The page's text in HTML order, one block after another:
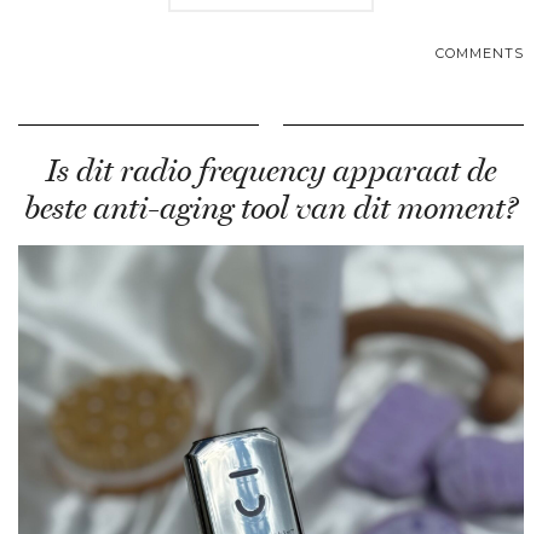
COMMENTS
Is dit radio frequency apparaat de
beste anti-aging tool van dit moment?